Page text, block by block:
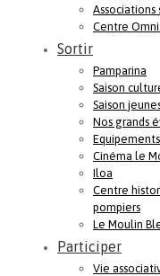
Associations
Centre
Sortir
Pamparina
Saison
Saison
Nos grands
Cinéma le
Iloa
Centre
pompiers
Le Moulin
Participer
Vie